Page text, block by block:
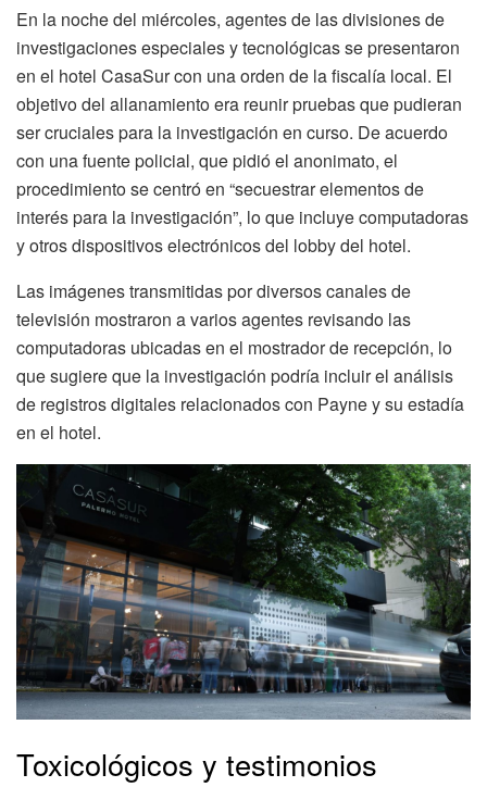
En la noche del miércoles, agentes de las divisiones de
investigaciones especiales y tecnológicas se presentaron
en el hotel CasaSur con una orden de la fiscalía local. El
objetivo del allanamiento era reunir pruebas que pudieran
ser cruciales para la investigación en curso. De acuerdo
con una fuente policial, que pidió el anonimato, el
procedimiento se centró en “secuestrar elementos de
interés para la investigación”, lo que incluye computadoras
y otros dispositivos electrónicos del lobby del hotel.
Las imágenes transmitidas por diversos canales de
televisión mostraron a varios agentes revisando las
computadoras ubicadas en el mostrador de recepción, lo
que sugiere que la investigación podría incluir el análisis
de registros digitales relacionados con Payne y su estadía
en el hotel.
Toxicológicos y testimonios